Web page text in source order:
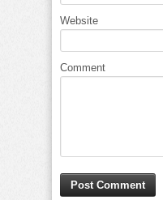
Website
Comment